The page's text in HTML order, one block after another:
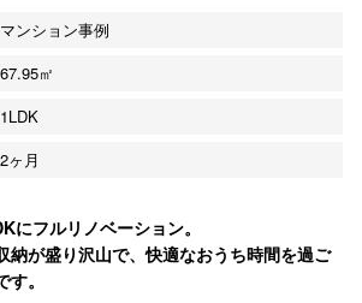
マンション事例
67.95㎡
1LDK
2ヶ月
にフルリノベーション。
納が盛り沢山で、快適なおうち時間を過ご
。